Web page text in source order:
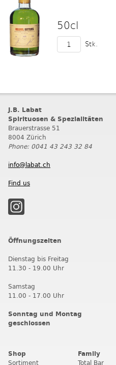
50cl
Stk.
J.B. Labat
Spirituosen & Spezialitäten
Brauerstrasse 51
8004 Zürich
Phone: 0041 43 243 32 84
info@labat.ch
Find us
Öffnungszeiten
Dienstag bis Freitag
11.30 - 19.00 Uhr
Samstag
11.00 - 17.00 Uhr
Sonntag und Montag
geschlossen
Shop
Sortiment
Family
Total Bar